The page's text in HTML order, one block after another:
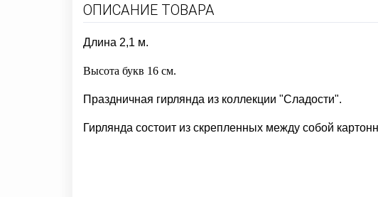
ОПИСАНИЕ ТОВАРА
Длина 2,1 м.
Высота букв 16 см.
Праздничная гирлянда из коллекции "Сладости".
Гирлянда состоит из скрепленных между собой